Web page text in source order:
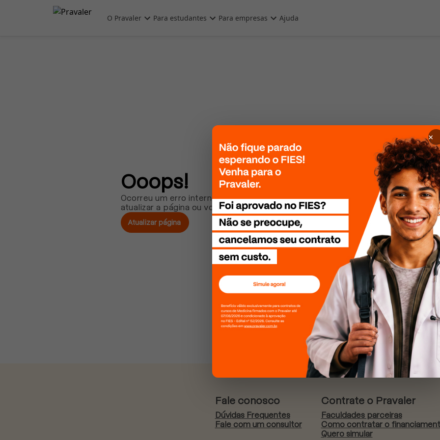
Pular para o conteúdo principal
O Pravaler Para estudantes Para empresas Ajuda
Ooops!
Ocorreu um erro interno. Por favor, tente
atualizar a página ou volte mais tarde!
Atualizar página
Fale conosco
Dúvidas Frequentes
Fale com um consultor
Contrate o Pravaler
Faculdades parceiras
Como contratar o
Quero simular
×